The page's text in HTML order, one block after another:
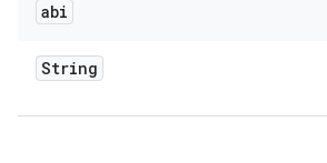
abi
String